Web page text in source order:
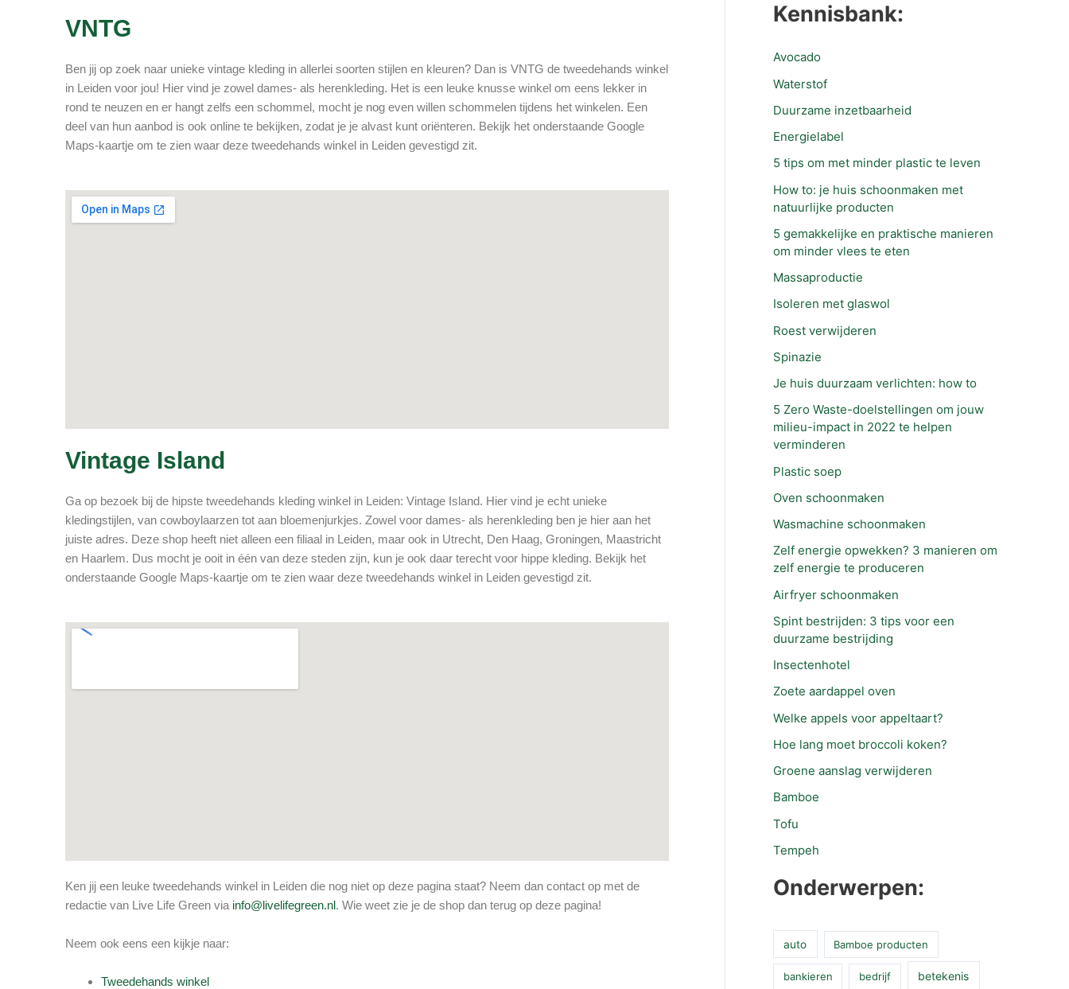
VNTG
Ben jij op zoek naar unieke vintage kleding in allerlei soorten stijlen en kleuren? Dan is VNTG de tweedehands winkel
in Leiden voor jou! Hier vind je zowel dames- als herenkleding. Het is een leuke knusse winkel om eens lekker in
rond te neuzen en er hangt zelfs een schommel, mocht je nog even willen schommelen tijdens het winkelen. Een
deel van hun aanbod is ook online te bekijken, zodat je je alvast kunt oriënteren. Bekijk het onderstaande Google
Maps-kaartje om te zien waar deze tweedehands winkel in Leiden gevestigd zit.
Vintage Island
Ga op bezoek bij de hipste tweedehands kleding winkel in Leiden: Vintage Island. Hier vind je echt unieke
kledingstijlen, van cowboylaarzen tot aan bloemenjurkjes. Zowel voor dames- als herenkleding ben je hier aan het
juiste adres. Deze shop heeft niet alleen een filiaal in Leiden, maar ook in Utrecht, Den Haag, Groningen, Maastricht
en Haarlem. Dus mocht je ooit in één van deze steden zijn, kun je ook daar terecht voor hippe kleding. Bekijk het
onderstaande Google Maps-kaartje om te zien waar deze tweedehands winkel in Leiden gevestigd zit.
Ken jij een leuke tweedehands winkel in Leiden die nog niet op deze pagina staat? Neem dan contact op met de
redactie van Live Life Green via info@livelifegreen.nl. Wie weet zie je de shop dan terug op deze pagina!
Neem ook eens een kijkje naar:
Tweedehands winkel
Kennisbank:
Avocado
Waterstof
Duurzame inzetbaarheid
Energielabel
5 tips om met minder plastic te leven
How to: je huis schoonmaken met
natuurlijke producten
5 gemakkelijke en praktische manieren
om minder vlees te eten
Massaproductie
Isoleren met glaswol
Roest verwijderen
Spinazie
Je huis duurzaam verlichten: how to
5 Zero Waste-doelstellingen om jouw
milieu-impact in 2022 te helpen
verminderen
Plastic soep
Oven schoonmaken
Wasmachine schoonmaken
Zelf energie opwekken? 3 manieren om
zelf energie te produceren
Airfryer schoonmaken
Spint bestrijden: 3 tips voor een
duurzame bestrijding
Insectenhotel
Zoete aardappel oven
Welke appels voor appeltaart?
Hoe lang moet broccoli koken?
Groene aanslag verwijderen
Bamboe
Tofu
Tempeh
Onderwerpen:
auto Bamboe producten
bankieren bedrijf betekenis